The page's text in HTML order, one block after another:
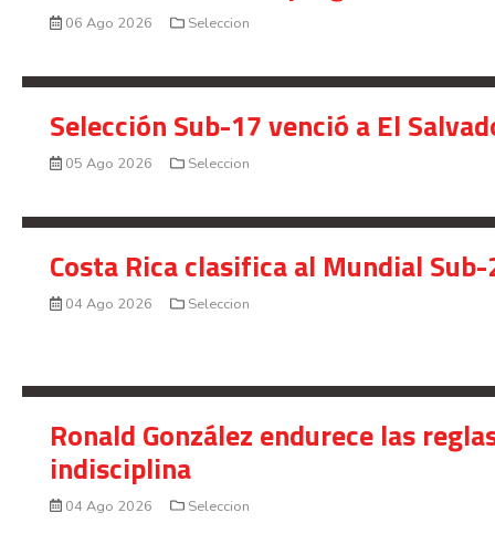
06 Ago 2026 Seleccion
Selección Sub-17 venció a El
05 Ago 2026 Seleccion
Costa Rica clasifica al Mundial
04 Ago 2026 Seleccion
Ronald González endurece las
indisciplina
04 Ago 2026 Seleccion